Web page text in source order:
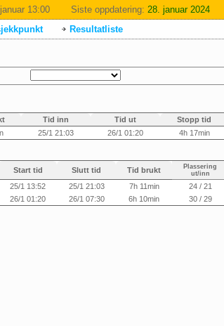
13:00 Siste oppdatering: 28. januar 2024
Resultatliste
Tid inn Tid ut
Stopp tid
25/1 21:03 26/1 01:20 4h 17min
Start tid Slutt tid Tid brukt
Plassering
ut/inn
25/1 13:52 25/1 21:03 7h 11min
24 / 21
26/1 01:20 26/1 07:30 6h 10min 30 / 29